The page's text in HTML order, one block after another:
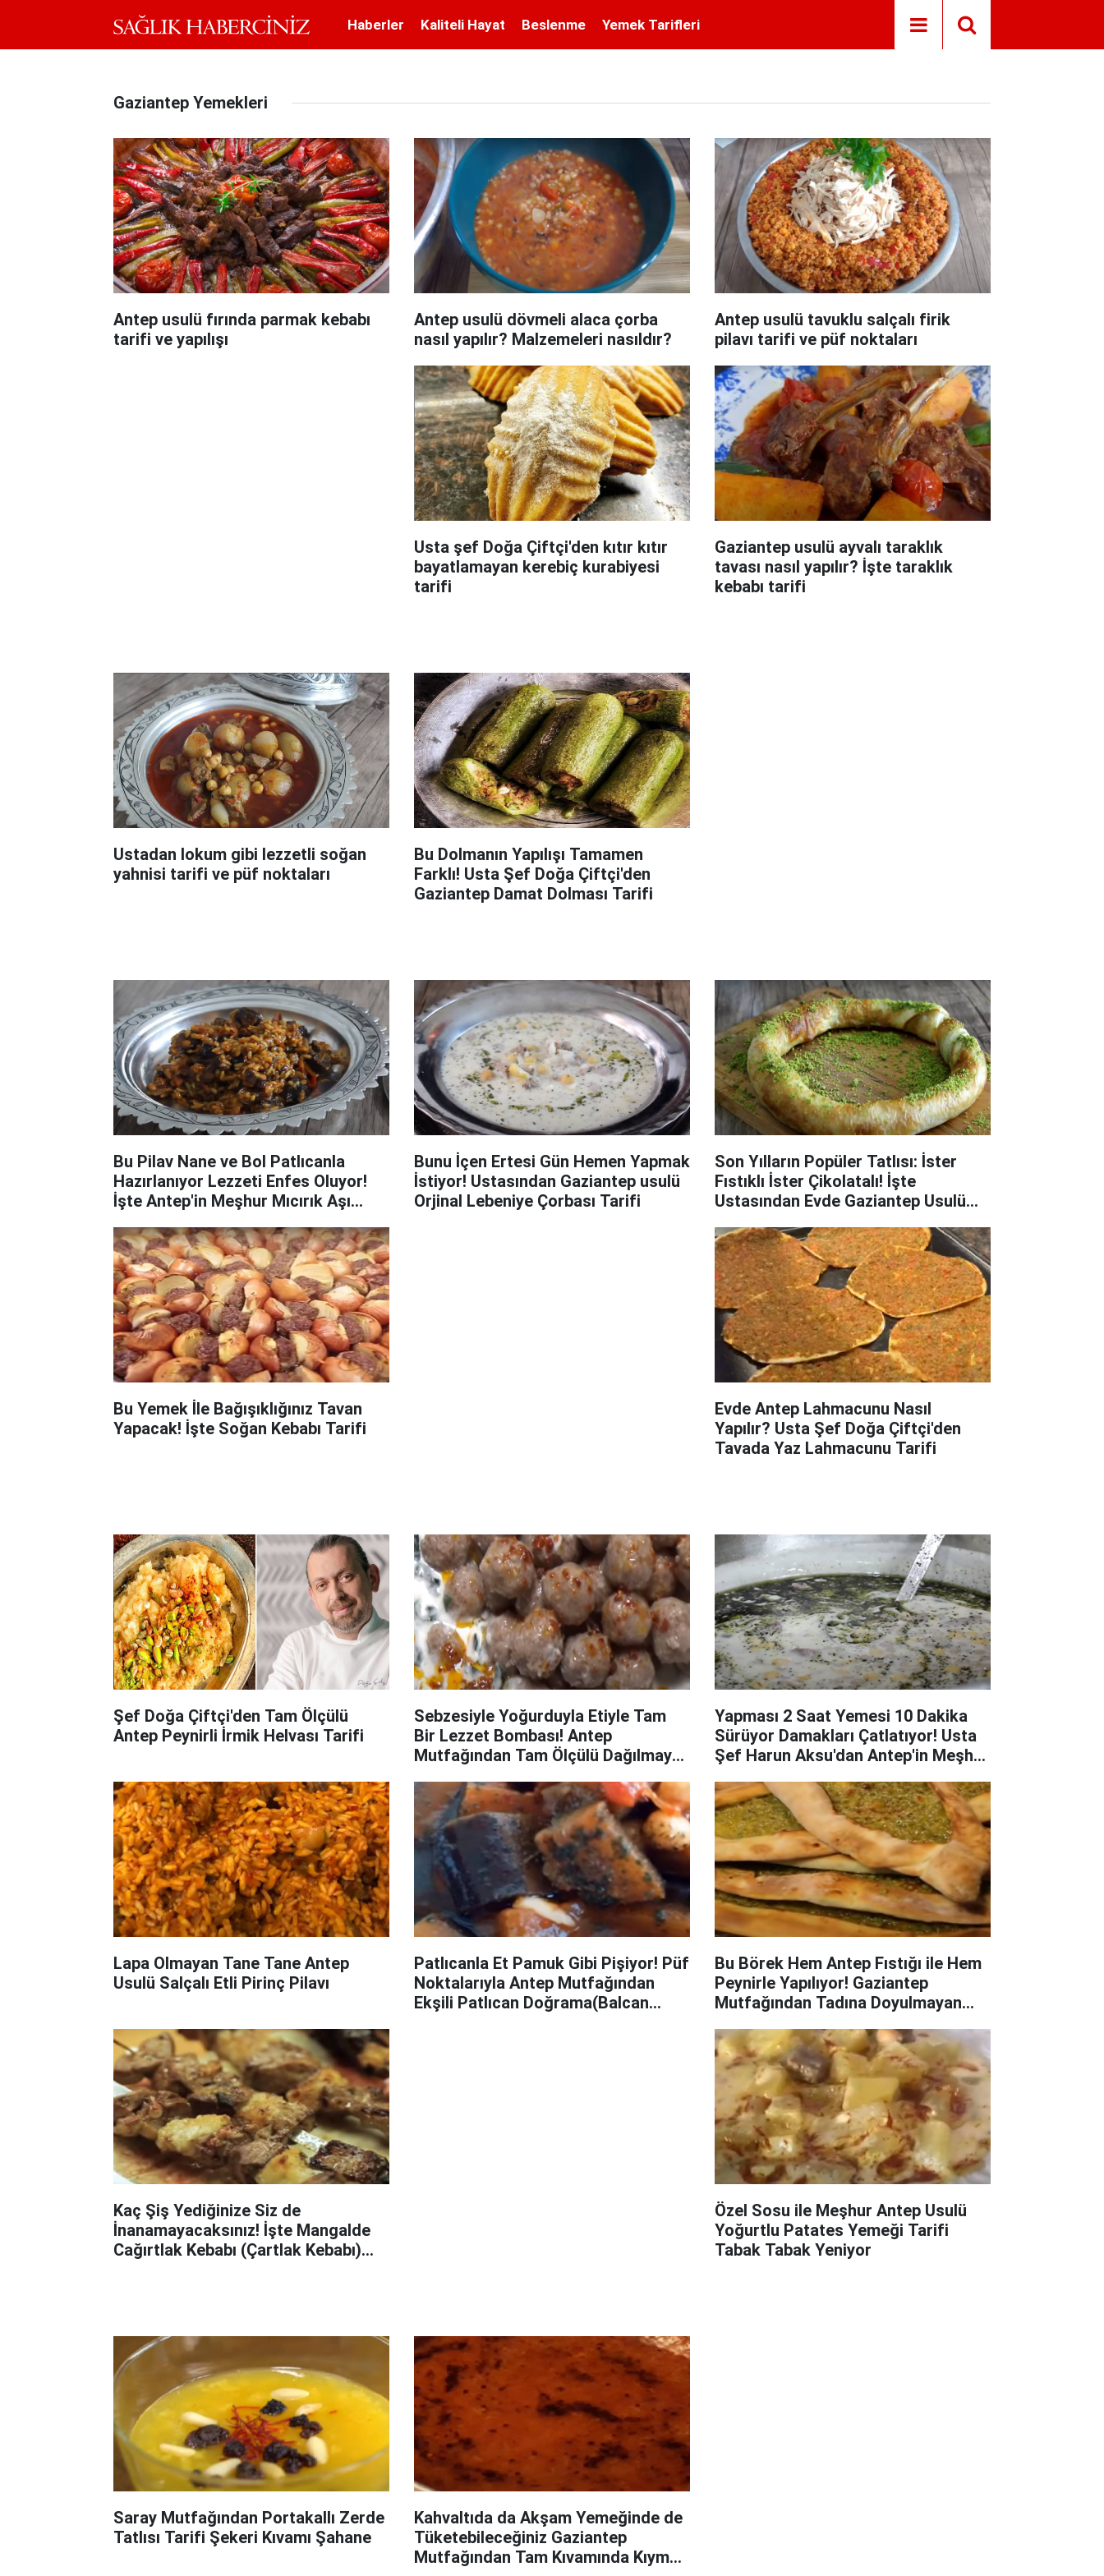
Haberler Kaliteli Hayat Beslenme Yemek Tarifleri
Gaziantep Yemekleri
Antep usulü fırında parmak kebabı
tarifi ve yapılışı
Antep usulü dövmeli alaca çorba
nasıl yapılır? Malzemeleri nasıldır?
Antep usulü tavuklu salçalı firik
pilavı tarifi ve püf noktaları
Usta şef Doğa Çiftçi'den kıtır kıtır
bayatlamayan kerebiç kurabiyesi
tarifi
Gaziantep usulü ayvalı taraklık
tavası nasıl yapılır? İşte taraklık
kebabı tarifi
Ustadan lokum gibi lezzetli soğan
yahnisi tarifi ve püf noktaları
Bu Dolmanın Yapılışı Tamamen
Farklı! Usta Şef Doğa Çiftçi'den
Gaziantep Damat Dolması Tarifi
Bu Pilav Nane ve Bol Patlıcanla
Hazırlanıyor Lezzeti Enfes Oluyor!
İşte Antep'in Meşhur Mıcırık Aşı
Bunu İçen Ertesi Gün Hemen Yapmak
İstiyor! Ustasından Gaziantep usulü
Orjinal Lebeniye Çorbası Tarifi
Son Yılların Popüler Tatlısı: İster
Fıstıklı İster Çikolatalı! İşte
Ustasından Evde Gaziantep Usulü
Bu Yemek İle Bağışıklığınız Tavan
Yapacak! İşte Soğan Kebabı Tarifi
Evde Antep Lahmacunu Nasıl
Yapılır? Usta Şef Doğa Çiftçi'den
Tavada Yaz Lahmacunu Tarifi
Şef Doğa Çiftçi'den Tam Ölçülü
Antep Peynirli İrmik Helvası Tarifi
Sebzesiyle Yoğurduyla Etiyle Tam
Bir Lezzet Bombası! Antep
Mutfağından Tam Ölçülü Dağılmayan
Yapması 2 Saat Yemesi 10 Dakika
Sürüyor Damakları Çatlatıyor! Usta
Şef Harun Aksu'dan Antep'in Meşhur
Lapa Olmayan Tane Tane Antep
Usulü Salçalı Etli Pirinç Pilavı
Patlıcanla Et Pamuk Gibi Pişiyor! Püf
Noktalarıyla Antep Mutfağından
Ekşili Patlıcan Doğrama(Balcan
Bu Börek Hem Antep Fıstığı ile Hem
Peynirle Yapılıyor! Gaziantep
Mutfağından Tadına Doyulmayan
Kaç Şiş Yediğinize Siz de
İnanamayacaksınız! İşte Mangalde
Cağırtlak Kebabı (Çartlak Kebabı)
Özel Sosu ile Meşhur Antep Usulü
Yoğurtlu Patates Yemeği Tarifi
Tabak Tabak Yeniyor
Saray Mutfağından Portakallı Zerde
Tatlısı Tarifi Şekeri Kıvamı Şahane
Kahvaltıda da Akşam Yemeğinde de
Tüketebileceğiniz Gaziantep
Mutfağından Tam Kıvamında Kıymalı